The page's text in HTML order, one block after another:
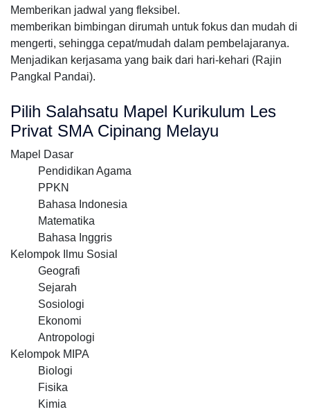
Memberikan jadwal yang fleksibel.
memberikan bimbingan dirumah untuk fokus dan mudah di
mengerti, sehingga cepat/mudah dalam pembelajaranya.
Menjadikan kerjasama yang baik dari hari-kehari (Rajin
Pangkal Pandai).
Pilih Salahsatu Mapel Kurikulum Les
Privat SMA Cipinang Melayu
Mapel Dasar
Pendidikan Agama
PPKN
Bahasa Indonesia
Matematika
Bahasa Inggris
Kelompok Ilmu Sosial
Geografi
Sejarah
Sosiologi
Ekonomi
Antropologi
Kelompok MIPA
Biologi
Fisika
Kimia